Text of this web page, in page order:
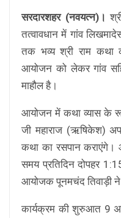
सरदारशहर (नवयत्न)।
तत्वावधान में गांव
तक भव्य श्री राम कथा
आयोजन को लेकर गांव
माहौल है।
आयोजन में कथा व्यास के रूप
जी महाराज (ऋषिकेश)
कथा का रसपान
समय प्रतिदिन दोपहर
आयोजक पूनमचंद तिवाड़ी ने
कार्यक्रम की शुरुआत 9